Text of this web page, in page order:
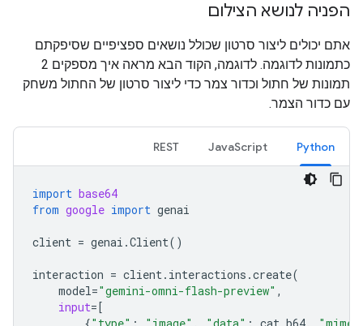
הפניה לנושא הצילום
אתם יכולים ליצור סרטון שכולל נושאים ספציפיים שסיפקתם
כתמונות לדוגמה. לדוגמה, הקוד הבא מראה איך מספקים 2
תמונות של חתול וכדור צמר כדי ליצור סרטון של החתול משחק
עם כדור הצמר.
Python
JavaScript
REST
import base64
from google import genai
client = genai .Client()
interaction = client. interactions .create(
model="gemini-omni-flash-preview" ,
input=[